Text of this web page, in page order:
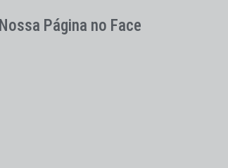
Nossa Página no Face